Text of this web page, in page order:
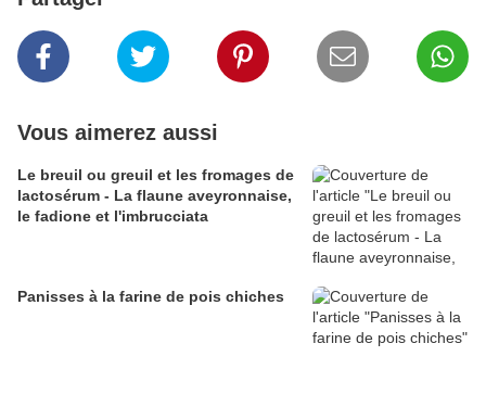
Vous aimerez aussi
Le breuil ou greuil et les fromages de
lactosérum - La flaune aveyronnaise,
le fadione et l'imbrucciata
Panisses à la farine de pois chiches